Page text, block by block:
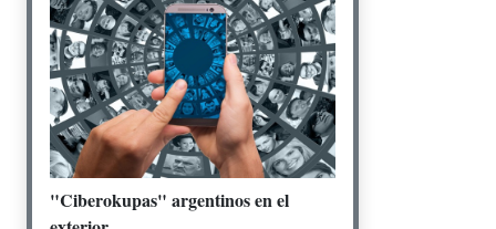
"Ciberokupas" argentinos en el